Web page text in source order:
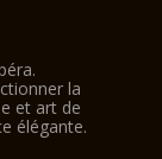
la
et art de
élégante.